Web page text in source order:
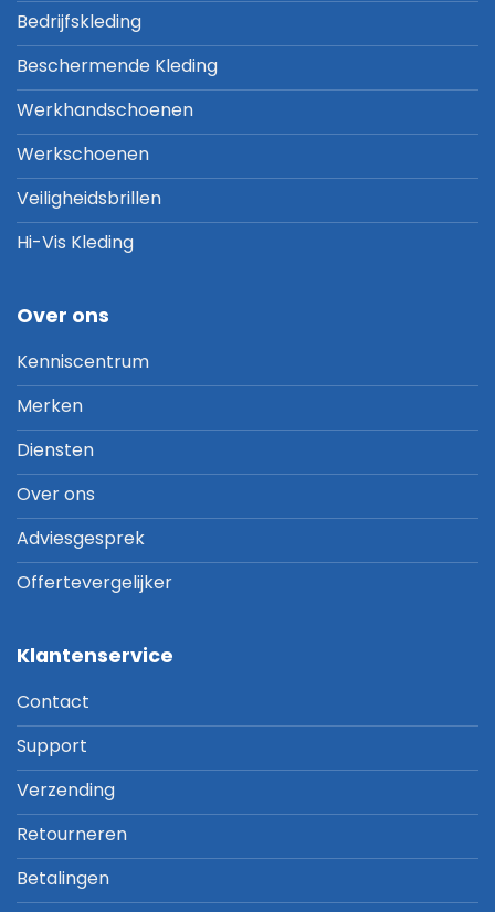
Bedrijfskleding
Beschermende Kleding
Werkhandschoenen
Werkschoenen
Veiligheidsbrillen
Hi-Vis Kleding
Over ons
Kenniscentrum
Merken
Diensten
Over ons
Adviesgesprek
Offertevergelijker
Klantenservice
Contact
Support
Verzending
Retourneren
Betalingen